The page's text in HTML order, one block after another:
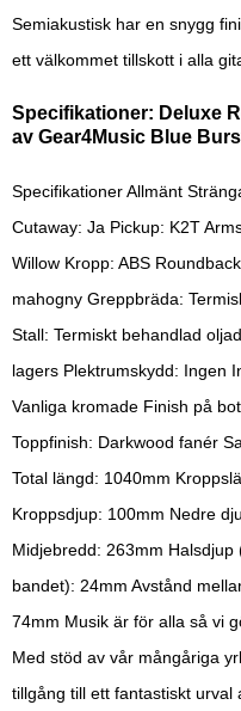
Semiakustisk har en snygg
ett välkommet tillskott i alla
Specifikationer: Deluxe
av Gear4Music Blue
Specifikationer Allmänt
Cutaway: Ja Pickup: K2T
Willow Kropp: ABS
mahogny Greppbräda:
Stall: Termiskt behandlad
lagers Plektrumskydd: Ingen
Vanliga kromade Finish på
Toppfinish: Darkwood fanér
Total längd: 1040mm
Kroppsdjup: 100mm Nedre
Midjebredd: 263mm
bandet): 24mm Avstånd
74mm Musik är för alla så vi
Med stöd av vår mångåriga
tillgång till ett fantastiskt urval